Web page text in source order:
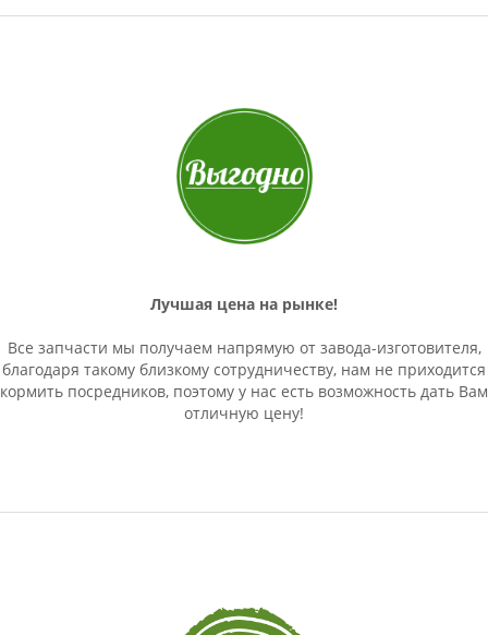
Лучшая цена на рынке!
Все запчасти мы получаем напрямую от завода-изготовителя,
благодаря такому близкому сотрудничеству, нам не приходится
кормить посредников, поэтому у нас есть возможность дать Вам
отличную цену!